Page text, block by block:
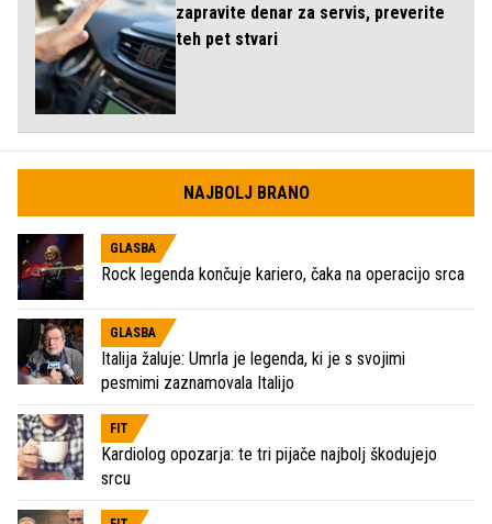
zapravite denar za servis, preverite
teh pet stvari
NAJBOLJ BRANO
GLASBA
Rock legenda končuje kariero, čaka na operacijo srca
GLASBA
Italija žaluje: Umrla je legenda, ki je s svojimi
pesmimi zaznamovala Italijo
FIT
Kardiolog opozarja: te tri pijače najbolj škodujejo
srcu